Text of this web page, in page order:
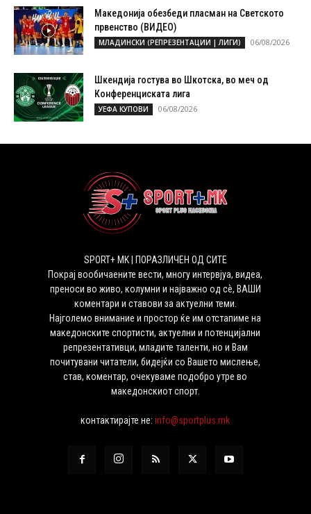
Македонија обезбеди пласман на Светското
првенство (ВИДЕО)
МЛАДИНСКИ (РЕПРЕЗЕНТАЦИИ | ЛИГИ) 06/08/2026
Шкендија гостува во Шкотска, во меч од
Конференциската лига
УЕФА КУПОВИ 06/08/2026
SPORT+ MK | ПОРАЗЛИЧЕН ОД СИТЕ
Покрај вообичаените вести, многу интервјуа, видеа,
преноси во живо, колумни и најважно од сѐ, ВАШИ
коментари и ставови за актуелни теми.
Најголемо внимание и простор ќе им отстапиме на
македонските спортисти, актуелни и потенцијални
репрезентативци, младите таленти, но и Вам
почитувани читатели, бидејќи со Вашето мислење,
став, коментар, очекуваме подобро утре во
македонскиот спорт.
контактирајте не:info@sportplus.mk